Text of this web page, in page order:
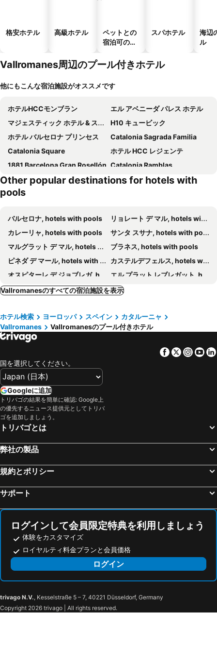
格安ホテル 高級ホテル
ペットとの
宿泊可のホ
スパホテル
海辺
ル
Vallromanes周辺のプール付きホテル
他にもこんな宿泊施設がオススメです
ホテルHCCモンブラン
エル アベニーダ パレス ホテル
マジェスティック ホテル & スパ バルセロナ
H10 キュービック
ホテル バルセロナ プリンセス
Catalonia Sagrada Familia
Catalonia Square
ホテル HCC レジェンテ
1881 Barcelona Gran Rosellón Catalonia Ramblas
グルポテル グラン ヴィア 678
ホテル リェオ
Hotel Midmost by Majestic Hotel Group
Hotel 1898
ホテル コンデス デ バルセローナ
オラ エイサンプル
Catalonia Passeig de Gracia
Catalonia Park Putxet
Gran Hotel Havana by Escampa Hotels
Catalonia Plaza Catalunya
Hotel Regina Barcelona
Arcelon Hotel
ホテル イルニオン オーディトリ
Ohla Barcelona
Onix Rambla
ICON BCN
Hotel SB Icaria
Radisson Blu 1882 Hotel, Barcelona Sagrada Familia
Hotel SB Diagonal Zero
ルネッサンス バルセロナ ホテル
ネグレスコ プリンセス
H10 ウルキナオナ プラザ
アレクサンドラ バルセロナ ホテル キュリオ コレクション バイ ヒルトン
Monument Hotel
カーサ フスター ホテル
Hotel Europark
メリア バルセロナ スカイ
Hotel Arrey Alella
ホテル ポルタ デ ガリェクス
Sercotel Ciutat de Montcada
Tembo Barcelona
Hotel Barcelona Condal Mar Affiliated by Meliá
Vincci Bit
Exe Parc del Vallés
The Social Hub Barcelona Poble Nou
ホテル アッティカ 21 バルセロナ マール
Catalonia Diagonal Centro
Almanac Barcelona
AC Hotel Sant Cugat
The Barcelona EDITION
Other popular destinations for hotels with
pools
バルセロナ, hotels with pools
リョレート デ マル, hotels with pools
カレーリャ, hotels with pools
サンタ スサナ, hotels with pools
マルグラット デ マル, hotels with pools
ブラネス, hotels with pools
ピネダ デ マール, hotels with pools
カステルデフェルス, hotels with pools
オスピターレ デ ジョブレガ, hotels with pools
エル プラット レブレガット, hotels with pools
Torrellas de Llobregat, hotels with pools
ガバ, hotels with pools
ラ ガリーガ, hotels with pools
カルダス デ モンブイ, hotels with pools
バダロナ, hotels with pools
サン ホアン ダスピ, hotels with pools
サバデル, hotels with pools
Sant Feliú de Llobregat, hotels with pools
タラマンカ, hotels with pools
マタロ, hotels with pools
モンカダ イ レイサック, hotels with pools
サン フスト デスバーン, hotels with pools
モレ デル バレス, hotels with pools
サント ヒラーリ サカルム, hotels with pools
サン ポル デ マル, hotels with pools
Vilanova del Vallés, hotels with pools
Vilasar de Dalt, hotels with pools
マルトレル, hotels with pools
アレーリャ, hotels with pools
Vallromanesのすべての宿泊施設を表示
ホテル検索 ヨーロッパ スペイン
カタルーニャ
Vallromanes
Vallromanesのプール付きホテル
Facebook
Twitter
国を選択してください。
Googleに追加
トリバゴの結果を簡単に確認: Google上
の優先するニュース提供元としてトリバ
ゴを追加しましょう。
トリバゴとは
弊社の製品
規約とポリシー
サポート
ログインして会員限定特典を利用しましょう
体験をカスタマイズ
ロイヤルティ料金プランと会員価格
ログイン
trivago N.V., Kesselstraße 5 – 7, 40221 Düsseldorf, Germany
Copyright 2026 trivago | All rights reserved.